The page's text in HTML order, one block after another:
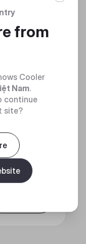
from
Cooler
Nam.
continue
site?